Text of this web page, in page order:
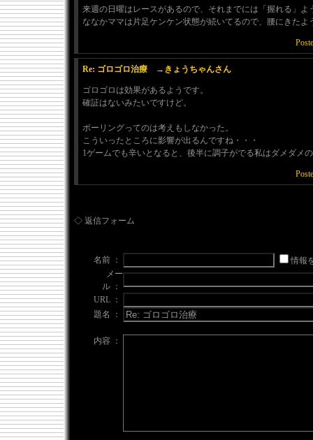
来週の日曜はレースがあるので、それまでには「握れる」よ
ななかママは片足ケンケン状態が続いてるので、腰にきたよ
Re: ゴロゴロ治療 →きょうちゃんさん
ゴロゴロは効果があるようです。
確証はないみたいですけど。
ボーリングってのは考えもしなかった。
こういったところに影響が出るんですね・・・
1ゲームでも辛いとなると、後半に調子がでる私はダメダメ
◇ 返信フォーム
名前 ：
情報
メー
ル ：
URL ：
題名 ：
内容 ：